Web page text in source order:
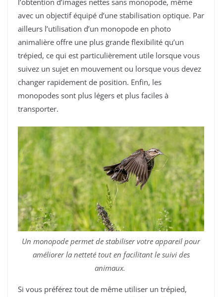
avec un objectif équipé d’une stabilisation optique. Par
ailleurs l’utilisation d’un monopode en photo
animalière offre une plus grande flexibilité qu’un
trépied, ce qui est particulièrement utile lorsque vous
suivez un sujet en mouvement ou lorsque vous devez
changer rapidement de position. Enfin, les
monopodes sont plus légers et plus faciles à
transporter.
Un monopode permet de stabiliser votre appareil pour
améliorer la netteté tout en facilitant le suivi des
animaux.
Si vous préférez tout de même utiliser un trépied,